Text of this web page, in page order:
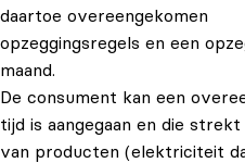
daartoe overeengekomen
opzeggingsregels en een
maand.
De consument kan een
tijd is aangegaan en die
van producten (elektriciteit